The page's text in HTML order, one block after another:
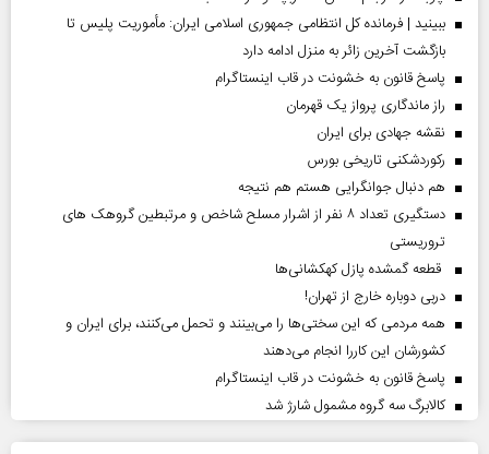
ببینید | فرمانده کل انتظامی جمهوری اسلامی ایران­: مأموریت پلیس تا
بازگشت آخرین زائر به منزل ادامه دارد
پاسخ قانون به خشونت در قاب اینستاگرام
راز ماندگاری پرواز یک قهرمان
نقشه جهادی برای ایران
رکوردشکنی تاریخی بورس
هم دنبال جوانگرایی هستم هم نتیجه
دستگیری تعداد ۸ نفر از اشرار مسلح شاخص و مرتبطین گروهک های
تروریستی
قطعه گمشده پازل کهکشانی‌ها
دربی دوباره خارج از تهران!
همه مردمی که این سختی‌ها را می‌بینند و تحمل می‌کنند، برای ایران و
کشورشان این کاررا انجام می‌دهند
پاسخ قانون به خشونت در قاب اینستاگرام
کالابرگ سه گروه مشمول شارژ شد